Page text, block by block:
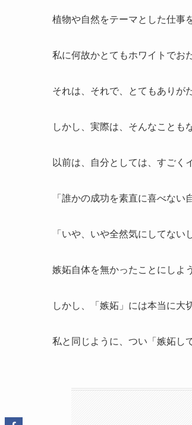
植物や自然をテーマとした仕事
私に何故かとてもホワイトでお
それは、それで、とてもありが
しかし、実際は、そんなことも
以前は、自分としては、すごく
「誰かの成功を素直に喜べない
「いや、いや全然気にしてない
嫉妬自体を無かったことにしよ
しかし、「嫉妬」には本当に大
私と同じように、つい「嫉妬し